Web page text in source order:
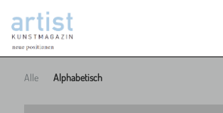
Alle Alphabetisch